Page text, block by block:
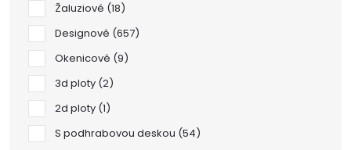
Žaluziové 18
Designové 657
Okenicové 9
3d ploty 2
2d ploty 1
S podhrabovou deskou 54